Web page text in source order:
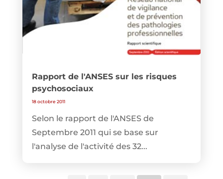
Rapport de l'ANSES sur les risques
psychosociaux
18 octobre 2011
Selon le rapport de l'ANSES de
Septembre 2011 qui se base sur
l'analyse de l'activité des 32...